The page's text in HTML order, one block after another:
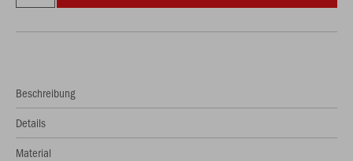
Beschreibung
Details
Material